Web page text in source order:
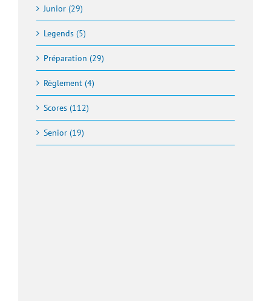
Junior (29)
Legends (5)
Préparation (29)
Règlement (4)
Scores (112)
Senior (19)